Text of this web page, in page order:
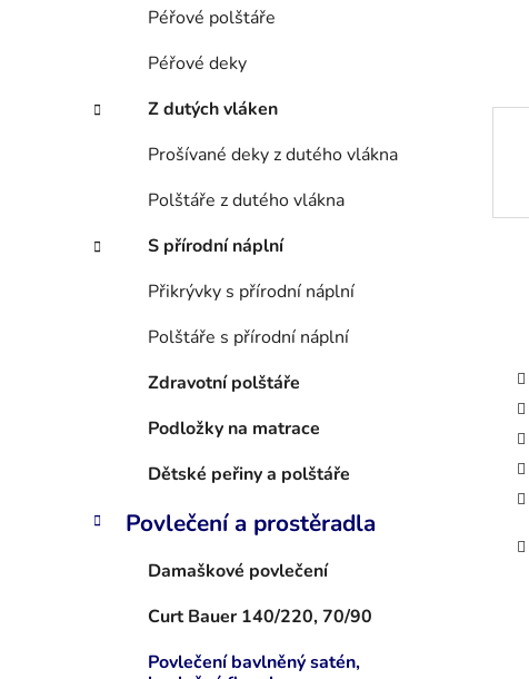
e
Péřové polštáře
Péřové deky
Z dutých vláken
Prošívané deky z dutého vlákna
Polštáře z dutého vlákna
S přírodní náplní
Přikrývky s přírodní náplní
Polštáře s přírodní náplní
Zdravotní polštáře
Podložky na matrace
Dětské peřiny a polštáře
Povlečení a prostěradla
Damaškové povlečení
Curt Bauer 140/220, 70/90
Povlečení bavlněný satén,